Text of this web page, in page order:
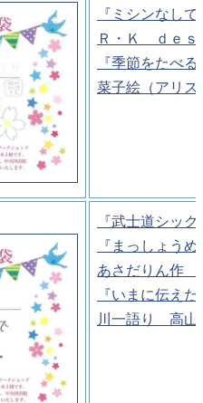
『ミシンなし
Ｒ・Ｋ ｄｅｓ
『季節をたべ
菜子絵（アリス
『武士道シッ
『まっしょう
あさだりん作
『いまに伝え
川一語り 高山